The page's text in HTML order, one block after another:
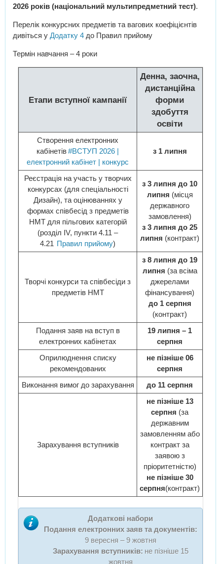
2026 років (національний мультипредметний тест).
Перелік конкурсних предметів та вагових коефіцієнтів
дивіться у Додатку 4 до Правил прийому
Термін навчання – 4 роки
Етапи вступної кампанії
Денна, заочна,
дистанційна
форми
здобуття
освіти
Створення електронних
кабінетів#ВСТУП 2026 |
електронний кабінет | конкурс
з 1 липня
Реєстрація на участь у творчих
конкурсах (для спеціальності
Дизайн), та оцінюваннях у
формах співбесід з предметів
НМТ для пільгових категорій
(розділ IV, пункти 4.11 –
4.21 Правил прийому)
з 3 липня до 10
липня (місця
державного
замовлення)
з 3 липня до 25
липня (контракт)
Творчі конкурси та співбесіди з
предметів НМТ
з 8 липня до 19
липня (за всіма
джерелами
фінансування)
до 1 серпня
(контракт)
Подання заяв на вступ в
електронних кабінетах
19 липня – 1
серпня
Оприлюднення списку
рекомендованих
не пізніше 06
серпня
Виконання вимог до зарахування
до 11 серпня
Зарахування вступників
не пізніше 13
серпня (за
державним
замовленням або
контракт за
заявою з
пріоритетністю)
не пізніше 30
серпня(контракт)
Додаткові набори
Подання електронних заяв та документів:
9 вересня – 9 жовтня
Зарахування вступників: не пізніше 15
жовтня